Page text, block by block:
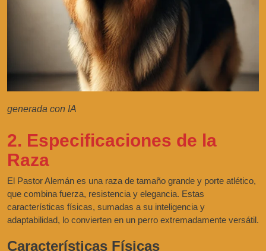
generada con IA
2. Especificaciones de la
Raza
El Pastor Alemán es una raza de tamaño grande y porte atlético,
que combina fuerza, resistencia y elegancia. Estas
características físicas, sumadas a su inteligencia y
adaptabilidad, lo convierten en un perro extremadamente versátil.
Características Físicas